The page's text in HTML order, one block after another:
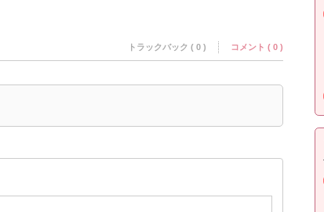
トラックバック ( 0 ) コメント ( 0 )